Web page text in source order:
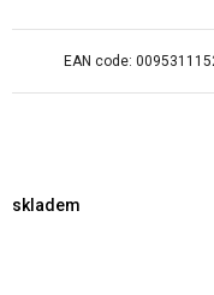
EAN code:
skladem